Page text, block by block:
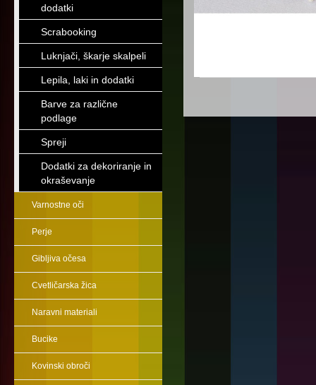
dodatki
Scrabooking
Luknjači, škarje skalpeli
Lepila, laki in dodatki
Barve za različne
podlage
Spreji
Dodatki za dekoriranje in
okraševanje
Varnostne oči
Perje
Gibljiva očesa
Cvetličarska žica
Naravni materiali
Bucike
Kovinski obroči